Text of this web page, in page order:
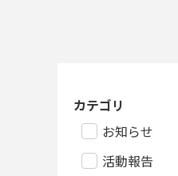
カテゴリ
お知らせ
活動報告